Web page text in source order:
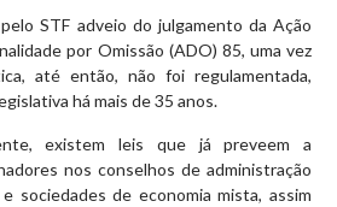
STF adveio do julgamento da Ação
por Omissão (ADO) 85, uma vez
até então, não foi regulamentada,
há mais de 35 anos.
existem leis que já preveem a
nos conselhos de administração
sociedades de economia mista, assim